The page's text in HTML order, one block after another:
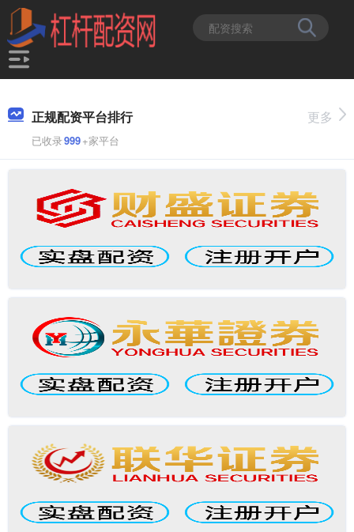
正规配资平台排行
已收录999+家平台
更多